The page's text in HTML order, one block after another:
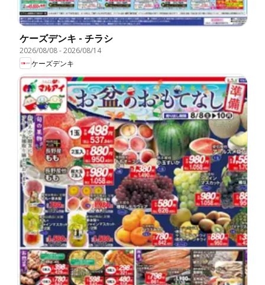
ケーズデンキ - チラシ
2026/08/08-2026/08/14
ケーズデンキ